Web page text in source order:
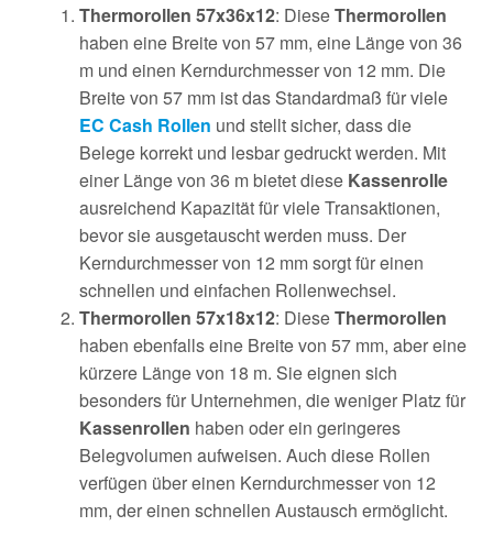
Thermorollen 57x36x12: DieseThermorollen
haben eine Breite von 57 mm, eine Länge von 36
m und einen Kerndurchmesser von 12 mm. Die
Breite von 57 mm ist das Standardmaß für viele
EC Cash Rollen und stellt sicher, dass die
Belege korrekt und lesbar gedruckt werden. Mit
einer Länge von 36 m bietet diese Kassenrolle
ausreichend Kapazität für viele Transaktionen,
bevor sie ausgetauscht werden muss. Der
Kerndurchmesser von 12 mm sorgt für einen
schnellen und einfachen Rollenwechsel.
Thermorollen 57x18x12: DieseThermorollen
haben ebenfalls eine Breite von 57 mm, aber eine
kürzere Länge von 18 m. Sie eignen sich
besonders für Unternehmen, die weniger Platz für
Kassenrollen haben oder ein geringeres
Belegvolumen aufweisen. Auch diese Rollen
verfügen über einen Kerndurchmesser von 12
mm, der einen schnellen Austausch ermöglicht.